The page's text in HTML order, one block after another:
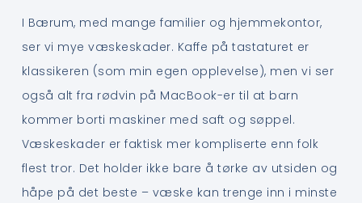
I Bærum, med mange familier og hjemmekontor,
ser vi mye væskeskader. Kaffe på tastaturet er
klassikeren (som min egen opplevelse), men vi ser
også alt fra rødvin på MacBook-er til at barn
kommer borti maskiner med saft og søppel.
Væskeskader er faktisk mer kompliserte enn folk
flest tror. Det holder ikke bare å tørke av utsiden og
håpe på det beste – væske kan trenge inn i minste